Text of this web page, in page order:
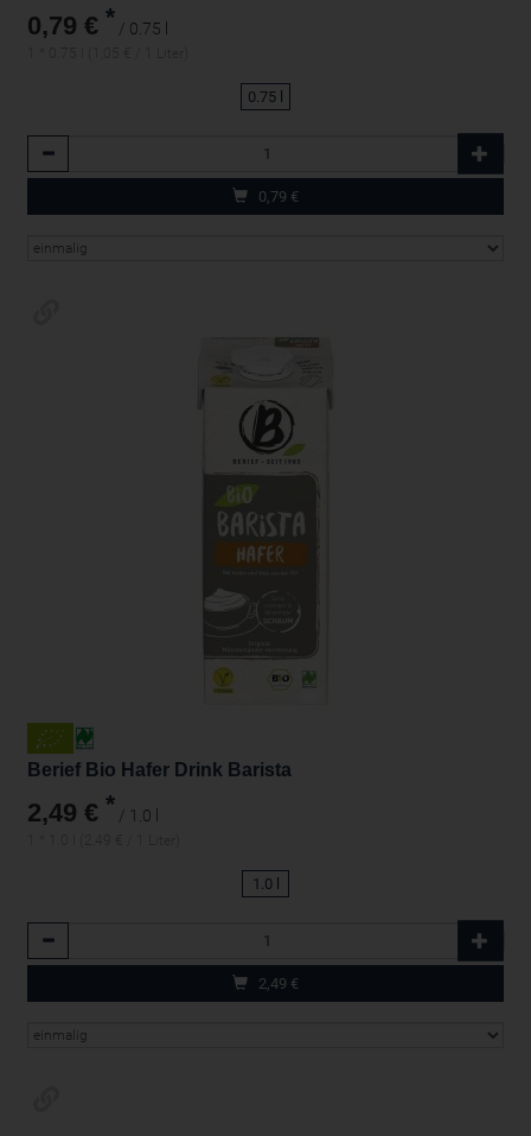
0,79 € * / 0.75 l
0.75 l
Anzahl
0,79 €
Berief Bio Hafer Drink Barista
2,49 € * / 1.0 l
1.0 l
Anzahl
2,49 €